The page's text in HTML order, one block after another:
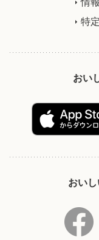
特
おい
おい